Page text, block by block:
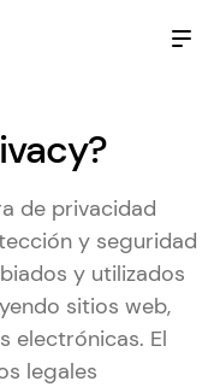
de privacidad
y seguridad
y utilizados
sitios web,
electrónicas. El
legales